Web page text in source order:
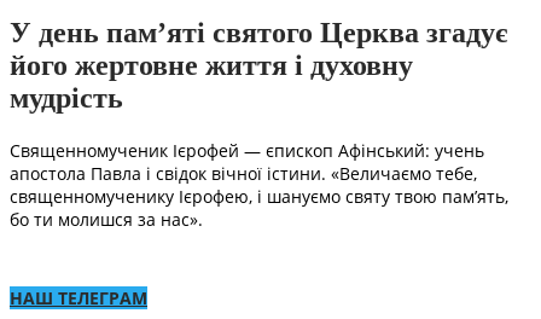
У день пам’яті святого Церква згадує
його жертовне життя і духовну
мудрість
Священномученик Ієрофей — єпископ Афінський: учень
апостола Павла і свідок вічної істини. «Величаємо тебе,
священномученику Ієрофею, і шануємо святу твою пам’ять,
бо ти молишся за нас».
НАШ ТЕЛЕГРАМ